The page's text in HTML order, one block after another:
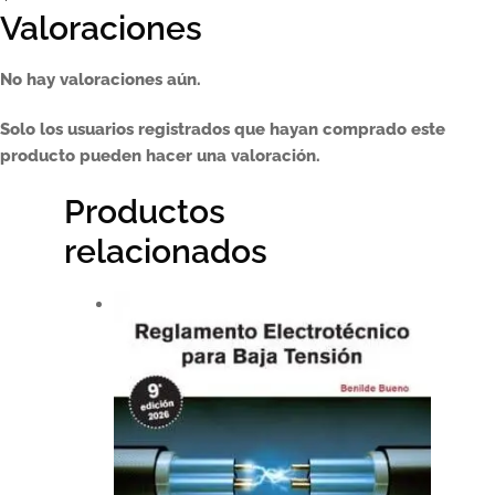
Valoraciones
No hay valoraciones aún.
Solo los usuarios registrados que hayan comprado este
producto pueden hacer una valoración.
Productos
relacionados